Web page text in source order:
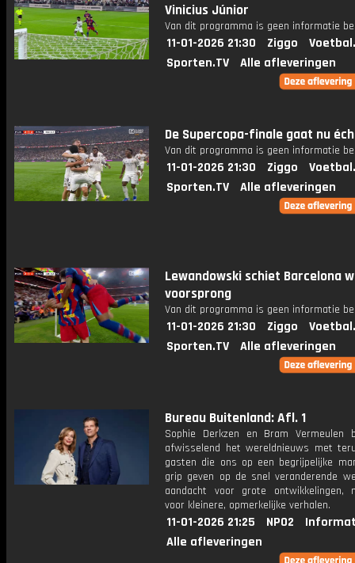
Vinicius Júnior
Van dit programma is geen informatie
11-01-2026 21:30 Ziggo
Sporten.TV
Alle afleveringen
De Supercopa-finale gaat nu
Van dit programma is geen informatie
11-01-2026 21:30 Ziggo
Sporten.TV
Alle afleveringen
Lewandowski schiet Barcelona
voorsprong
Van dit programma is geen informatie
11-01-2026 21:30 Ziggo
Sporten.TV
Alle afleveringen
Bureau Buitenland: Afl. 1
Sophie Derkzen en Bram Vermeulen
afwisselend het wereldnieuws met
gasten die ons op een begrijpelijke
grip geven op de snel veranderende
aandacht voor grote ontwikkelingen,
voor kleinere, opmerkelijke verhalen.
11-01-2026 21:25 NPO2
Alle afleveringen